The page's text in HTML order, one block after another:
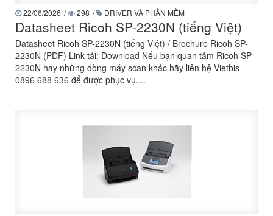
22/06/2026 / 298 / DRIVER VÀ PHẦN MỀM
Datasheet Ricoh SP-2230N (tiếng Việt)
Datasheet Ricoh SP-2230N (tiếng Việt) / Brochure Ricoh SP-
2230N (PDF) Link tải: Download Nếu bạn quan tâm Ricoh SP-
2230N hay những dòng máy scan khác hãy liên hệ Vietbis –
0896 688 636 để được phục vụ....